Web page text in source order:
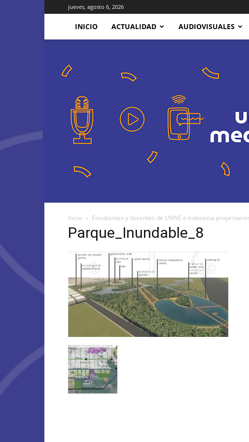
jueves, agosto 6, 2026
INICIO ACTUALIDAD AUDIOVISUALES
Inicio Estudiantes y docentes de UNNE e Indonesia
Parque_Inundable_8